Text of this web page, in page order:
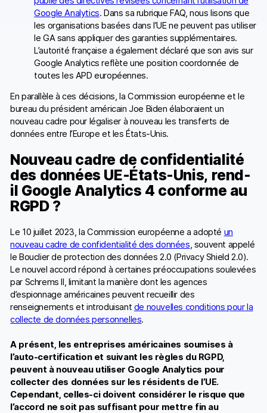
Google Analytics. Dans sa rubrique FAQ, nous lisons que
les organisations basées dans l’UE ne peuvent pas utiliser
le GA sans appliquer des garanties supplémentaires.
L’autorité française a également déclaré que son avis sur
Google Analytics reflète une position coordonnée de
toutes les APD européennes.
En parallèle à ces décisions, la Commission européenne et le
bureau du président américain Joe Biden élaboraient un
nouveau cadre pour légaliser à nouveau les transferts de
données entre l’Europe et les États-Unis.
Nouveau cadre de confidentialité
des données UE-États-Unis, rend-
il Google Analytics 4 conforme au
RGPD ?
Le 10 juillet 2023, la Commission européenne a adopté un
nouveau cadre de confidentialité des données, souvent appelé
le Bouclier de protection des données 2.0 (Privacy Shield 2.0).
Le nouvel accord répond à certaines préoccupations soulevées
par Schrems II, limitant la manière dont les agences
d’espionnage américaines peuvent recueillir des
renseignements et introduisant de nouvelles conditions pour la
collecte de données personnelles.
A présent, les entreprises américaines soumises à
l’auto-certification et suivant les règles du RGPD,
peuvent à nouveau utiliser Google Analytics pour
collecter des données sur les résidents de l’UE.
Cependant, celles-ci doivent considérer le risque que
l’accord ne soit pas suffisant pour mettre fin au